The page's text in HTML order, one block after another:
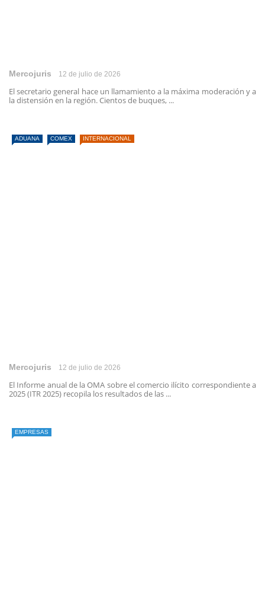
Mercojuris 12 de julio de 2026
El secretario general hace un llamamiento a la máxima moderación y a
la distensión en la región. Cientos de buques, ...
ADUANA COMEX INTERNACIONAL
Mercojuris 12 de julio de 2026
El Informe anual de la OMA sobre el comercio ilícito correspondiente a
2025 (ITR 2025) recopila los resultados de las ...
EMPRESAS